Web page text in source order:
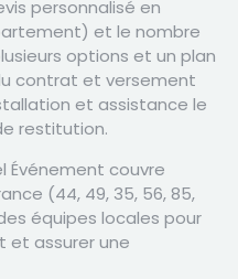
personnalisé en
et le nombre
options et un plan
contrat et versement
et assistance le
restitution.
Événement couvre
(44, 49, 35, 56, 85,
des équipes locales pour
et assurer une